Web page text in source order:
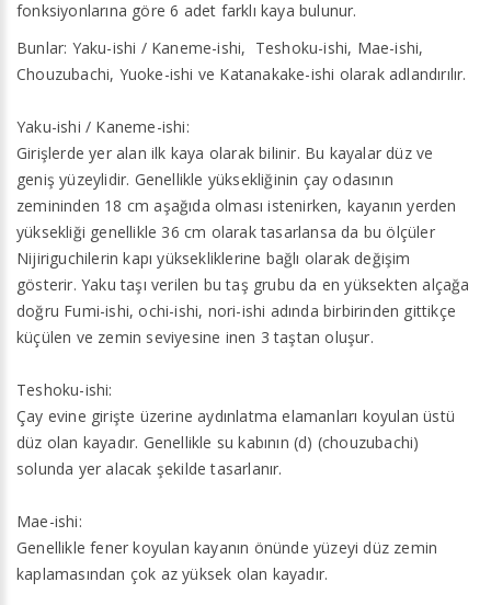
fonksiyonlarına göre 6 adet farklı kaya bulunur.
Bunlar: Yaku-ishi / Kaneme-ishi, Teshoku-ishi, Mae-ishi,
Chouzubachi, Yuoke-ishi ve Katanakake-ishi olarak adlandırılır.
Yaku-ishi / Kaneme-ishi:
Girişlerde yer alan ilk kaya olarak bilinir. Bu kayalar düz ve
geniş yüzeylidir. Genellikle yüksekliğinin çay odasının
zemininden 18 cm aşağıda olması istenirken, kayanın yerden
yüksekliği genellikle 36 cm olarak tasarlansa da bu ölçüler
Nijiriguchilerin kapı yüksekliklerine bağlı olarak değişim
gösterir. Yaku taşı verilen bu taş grubu da en yüksekten alçağa
doğru Fumi-ishi, ochi-ishi, nori-ishi adında birbirinden gittikçe
küçülen ve zemin seviyesine inen 3 taştan oluşur.
Teshoku-ishi:
Çay evine girişte üzerine aydınlatma elamanları koyulan üstü
düz olan kayadır. Genellikle su kabının (d) (chouzubachi)
solunda yer alacak şekilde tasarlanır.
Mae-ishi:
Genellikle fener koyulan kayanın önünde yüzeyi düz zemin
kaplamasından çok az yüksek olan kayadır.